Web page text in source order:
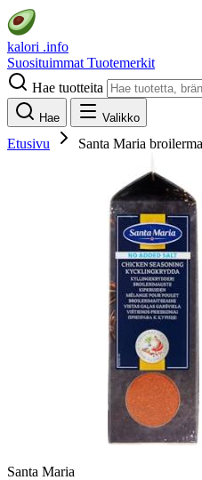
kalori .info
Suosituimmat Tuotemerkit
Hae tuotteita
Hae Valikko
Etusivu Santa Maria
Santa Maria